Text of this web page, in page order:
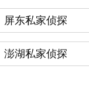
屏东私家侦探
澎湖私家侦探